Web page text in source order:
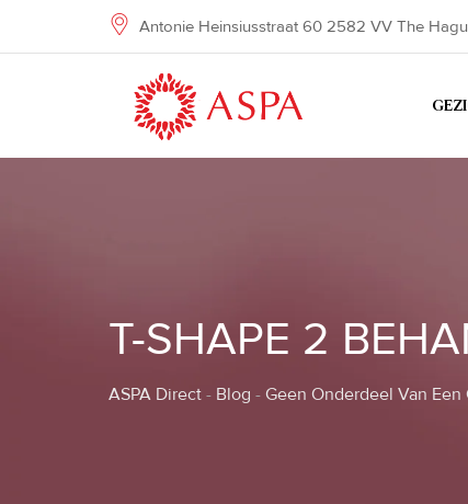
Antonie Heinsiusstraat 60 2582 VV The
T-SHAPE 2
ASPA Direct - Blog - Geen Onderdeel Van Een